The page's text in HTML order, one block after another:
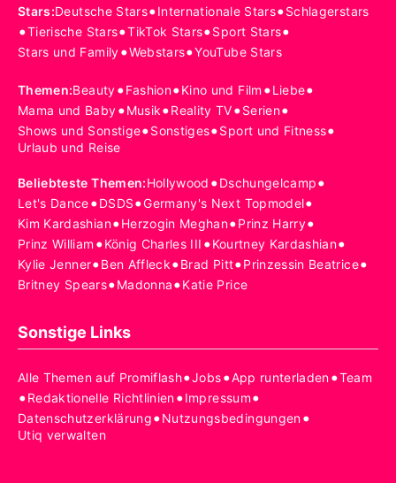
Stars:Deutsche Stars•Internationale Stars•Schlagerstars
•Tierische Stars•TikTok Stars•Sport Stars•
Stars und Family•Webstars•YouTube Stars
Themen:Beauty•Fashion•Kino und Film •Liebe•
Mama und Baby•Musik•Reality TV•Serien•
Shows und Sonstige•Sonstiges•Sport und Fitness•
Urlaub und Reise
Beliebteste Themen:Hollywood •Dschungelcamp•
Let's Dance•DSDS•Germany's Next Topmodel•
Kim Kardashian•Herzogin Meghan•Prinz Harry•
Prinz William •König Charles III •Kourtney Kardashian•
Kylie Jenner•Ben Affleck•Brad Pitt•Prinzessin Beatrice•
Britney Spears•Madonna•Katie Price
Sonstige Links
Alle Themen auf Promiflash•Jobs•App runterladen•Team
•Redaktionelle Richtlinien•Impressum•
Datenschutzerklärung•Nutzungsbedingungen•
Utiq verwalten